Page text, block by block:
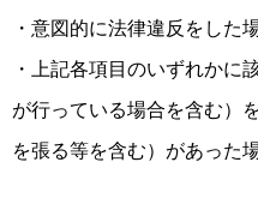
・意図的に法律違反をした
・上記各項目のいずれかに
が行っている場合を含む）
を張る等を含む）があった